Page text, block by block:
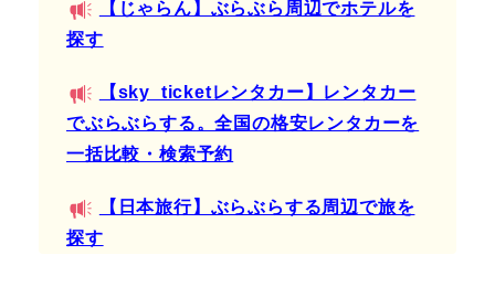
【じゃらん】ぶらぶら周辺でホテルを
探す
【sky_ticketレンタカー】レンタカー
でぶらぶらする。全国の格安レンタカーを
一括比較・検索予約
【日本旅行】ぶらぶらする周辺で旅を
探す